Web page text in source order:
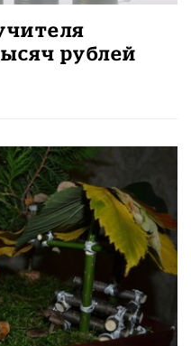
рублей